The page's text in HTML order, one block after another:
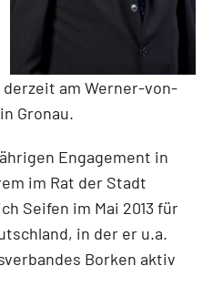
derzeit am Werner-von-
Gronau.
Engagement in
im Rat der Stadt
Seifen im Mai 2013 für
in der er u.a.
Borken aktiv